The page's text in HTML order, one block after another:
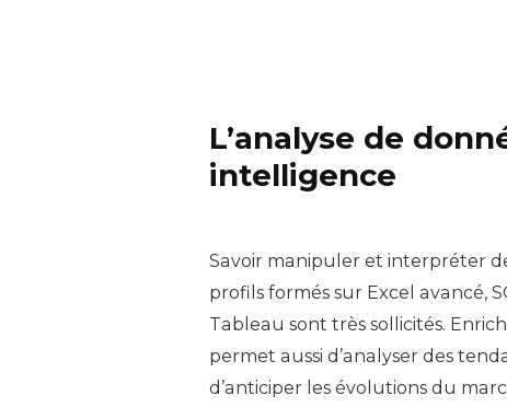
L’analyse de
intelligence
Savoir manipuler et interpréter
profils formés sur Excel avancé,
Tableau sont très sollicités.
permet aussi d’analyser des
d’anticiper les évolutions du